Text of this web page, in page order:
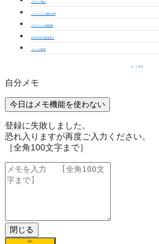
タウニー青山
シャーメゾン鶴田Ｂ棟
アルファパル新瑞南
REGALEST妙音通Ⅱ
クレール静和
もっと見る
自分メモ
今日はメモ機能を使わない
登録に失敗しました。
恐れ入りますが再度ご入力ください。
［全角100文字まで］
閉じる
保存